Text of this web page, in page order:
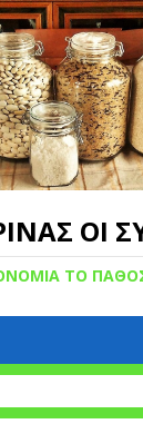
ΟΙ
ΤΟ